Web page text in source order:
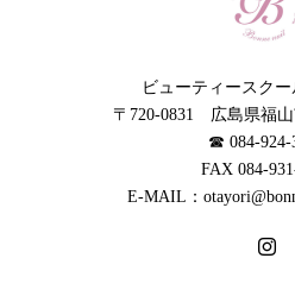
ビューティースク
〒720-0831 広島県福
☎︎ 084-924-
FAX 084-
E-MAIL：